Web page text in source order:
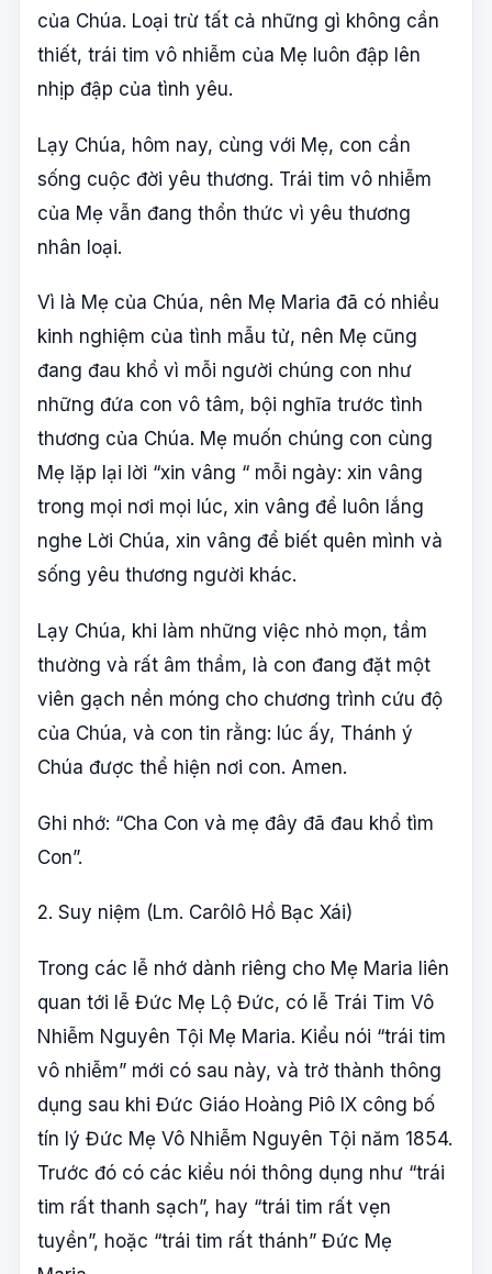
của Chúa. Loại trừ tất cả những gì không cần
thiết, trái tim vô nhiễm của Mẹ luôn đập lên
nhịp đập của tình yêu.
Lạy Chúa, hôm nay, cùng với Mẹ, con cần
sống cuộc đời yêu thương. Trái tim vô nhiễm
của Mẹ vẫn đang thổn thức vì yêu thương
nhân loại.
Vì là Mẹ của Chúa, nên Mẹ Maria đã có nhiều
kinh nghiệm của tình mẫu tử, nên Mẹ cũng
đang đau khổ vì mỗi người chúng con như
những đứa con vô tâm, bội nghĩa trước tình
thương của Chúa. Mẹ muốn chúng con cùng
Mẹ lặp lại lời “xin vâng “ mỗi ngày: xin vâng
trong mọi nơi mọi lúc, xin vâng để luôn lắng
nghe Lời Chúa, xin vâng để biết quên mình và
sống yêu thương người khác.
Lạy Chúa, khi làm những việc nhỏ mọn, tầm
thường và rất âm thầm, là con đang đặt một
viên gạch nền móng cho chương trình cứu độ
của Chúa, và con tin rằng: lúc ấy, Thánh ý
Chúa được thể hiện nơi con. Amen.
Ghi nhớ: “Cha Con và mẹ đây đã đau khổ tìm
Con”.
2. Suy niệm (Lm. Carôlô Hồ Bạc Xái)
Trong các lễ nhớ dành riêng cho Mẹ Maria liên
quan tới lễ Đức Mẹ Lộ Đức, có lễ Trái Tim Vô
Nhiễm Nguyên Tội Mẹ Maria. Kiểu nói “trái tim
vô nhiễm” mới có sau này, và trở thành thông
dụng sau khi Đức Giáo Hoàng Piô IX công bố
tín lý Đức Mẹ Vô Nhiễm Nguyên Tội năm 1854.
Trước đó có các kiểu nói thông dụng như “trái
tim rất thanh sạch”, hay “trái tim rất vẹn
tuyền”, hoặc “trái tim rất thánh” Đức Mẹ